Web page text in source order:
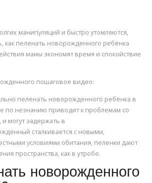
манипуляций и быстро утомляются,
как пеленать новорожденного ребёнка
мамы экономят время и спокойствие
пошаговое видео:
пеленать новорожденного ребёнка в
по незнанию приводит к проблемам со
могут задержать в
сталкивается с новыми,
условиями обитания, пеленки дают
пространства, как в утробе.
новорожденного